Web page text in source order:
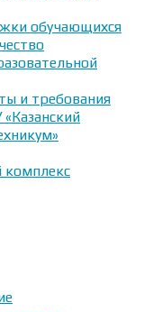
обучающихся
и требования
комплекс